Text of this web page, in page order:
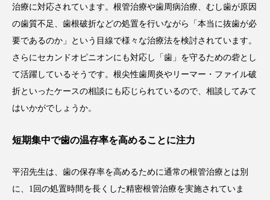
治療に対応されています。根管治療や歯周病治療、むし歯が原因
の歯質不足、歯根破折などの処置を行いながら「本当に抜歯が必
要であるのか」という目線で様々な治療法を検討されています。
さらにセカンドオピニオンにも対応し「歯」を守るための砦とし
て活躍しているそうです。根尖性歯周炎やリーマー・ファイル破
折といったケースの相談にも応じられているので、相談してみて
はいかがでしょうか。
短期集中で歯の温存率を高めることに注力
平沼先生は、歯の保存率を高めるために通常の根管治療とは別
に、1回の処置時間を長くした精密根管治療を実施されていま